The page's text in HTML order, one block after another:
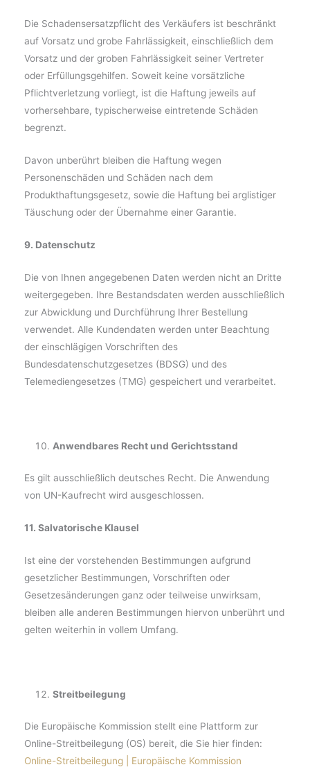
Die Schadensersatzpflicht des Verkäufers ist beschränkt
auf Vorsatz und grobe Fahrlässigkeit, einschließlich dem
Vorsatz und der groben Fahrlässigkeit seiner Vertreter
oder Erfüllungsgehilfen. Soweit keine vorsätzliche
Pflichtverletzung vorliegt, ist die Haftung jeweils auf
vorhersehbare, typischerweise eintretende Schäden
begrenzt.
Davon unberührt bleiben die Haftung wegen
Personenschäden und Schäden nach dem
Produkthaftungsgesetz, sowie die Haftung bei arglistiger
Täuschung oder der Übernahme einer Garantie.
9. Datenschutz
Die von Ihnen angegebenen Daten werden nicht an Dritte
weitergegeben. Ihre Bestandsdaten werden ausschließlich
zur Abwicklung und Durchführung Ihrer Bestellung
verwendet. Alle Kundendaten werden unter Beachtung
der einschlägigen Vorschriften des
Bundesdatenschutzgesetzes (BDSG) und des
Telemediengesetzes (TMG) gespeichert und verarbeitet.
Anwendbares Recht und Gerichtsstand
Es gilt ausschließlich deutsches Recht. Die Anwendung
von UN-Kaufrecht wird ausgeschlossen.
11. Salvatorische Klausel
Ist eine der vorstehenden Bestimmungen aufgrund
gesetzlicher Bestimmungen, Vorschriften oder
Gesetzesänderungen ganz oder teilweise unwirksam,
bleiben alle anderen Bestimmungen hiervon unberührt und
gelten weiterhin in vollem Umfang.
Streitbeilegung
Die Europäische Kommission stellt eine Plattform zur
Online-Streitbeilegung (OS) bereit, die Sie hier finden:
Online-Streitbeilegung | Europäische Kommission